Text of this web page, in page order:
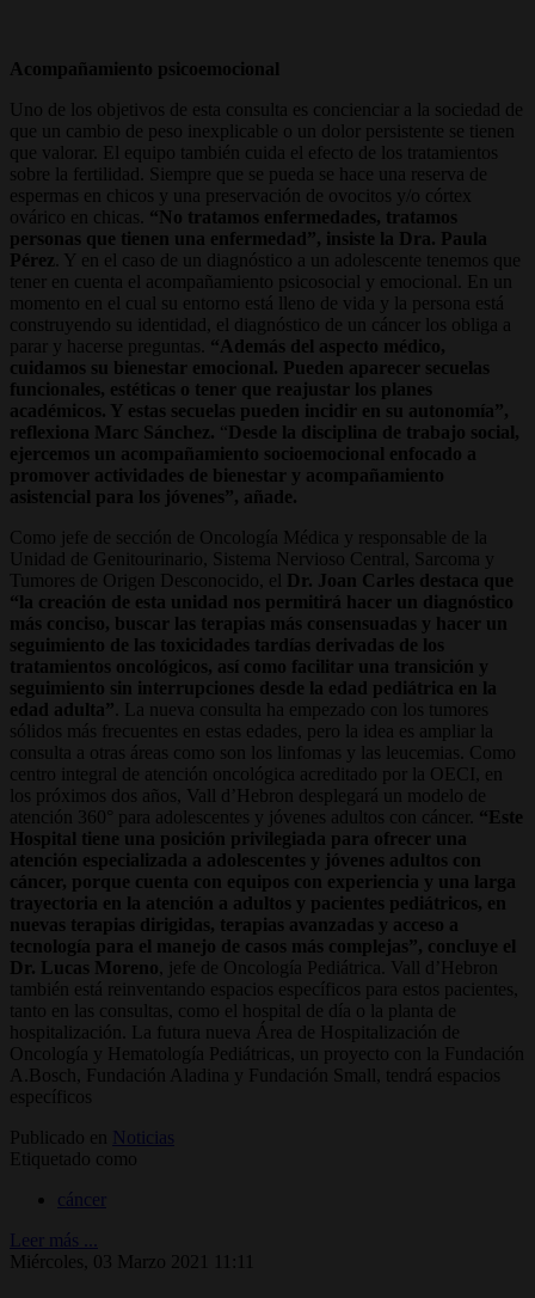
Acompañamiento psicoemocional
Uno de los objetivos de esta consulta es concienciar a la sociedad de
que un cambio de peso inexplicable o un dolor persistente se tienen
que valorar. El equipo también cuida el efecto de los tratamientos
sobre la fertilidad. Siempre que se pueda se hace una reserva de
espermas en chicos y una preservación de ovocitos y/o córtex
ovárico en chicas. “No tratamos enfermedades, tratamos
personas que tienen una enfermedad”, insiste la Dra. Paula
Pérez . Y en el caso de un diagnóstico a un adolescente tenemos que
tener en cuenta el acompañamiento psicosocial y emocional. En un
momento en el cual su entorno está lleno de vida y la persona está
construyendo su identidad, el diagnóstico de un cáncer los obliga a
parar y hacerse preguntas. “Además del aspecto médico,
cuidamos su bienestar emocional. Pueden aparecer secuelas
funcionales, estéticas o tener que reajustar los planes
académicos. Y estas secuelas pueden incidir en su autonomía”,
reflexiona Marc Sánchez. “ Desde la disciplina de trabajo social,
ejercemos un acompañamiento socioemocional enfocado a
promover actividades de bienestar y acompañamiento
asistencial para los jóvenes”, añade.
Como jefe de sección de Oncología Médica y responsable de la
Unidad de Genitourinario, Sistema Nervioso Central, Sarcoma y
Tumores de Origen Desconocido, el
Dr. Joan Carles destaca que
“la creación de esta unidad nos permitirá hacer un diagnóstico
más conciso, buscar las terapias más consensuadas y hacer un
seguimiento de las toxicidades tardías derivadas de los
tratamientos oncológicos, así como facilitar una transición y
seguimiento sin interrupciones desde la edad pediátrica en la
edad adulta” . La nueva consulta ha empezado con los tumores
sólidos más frecuentes en estas edades, pero la idea es ampliar la
consulta a otras áreas como son los linfomas y las leucemias. Como
centro integral de atención oncológica acreditado por la OECI, en
los próximos dos años, Vall d’Hebron desplegará un modelo de
atención 360° para adolescentes y jóvenes adultos con cáncer. “Este
Hospital tiene una posición privilegiada para ofrecer una
atención especializada a adolescentes y jóvenes adultos con
cáncer, porque cuenta con equipos con experiencia y una larga
trayectoria en la atención a adultos y pacientes pediátricos, en
nuevas terapias dirigidas, terapias avanzadas y acceso a
tecnología para el manejo de casos más complejas”, concluye el
Dr. Lucas Moreno , jefe de Oncología Pediátrica. Vall d’Hebron
también está reinventando espacios específicos para estos pacientes,
tanto en las consultas, como el hospital de día o la planta de
hospitalización. La futura nueva Área de Hospitalización de
Oncología y Hematología Pediátricas, un proyecto con la Fundación
A.Bosch, Fundación Aladina y Fundación Small, tendrá espacios
específicos
Publicado en
Noticias
Etiquetado como
cáncer
Leer más ...
Miércoles, 03 Marzo 2021 11:11